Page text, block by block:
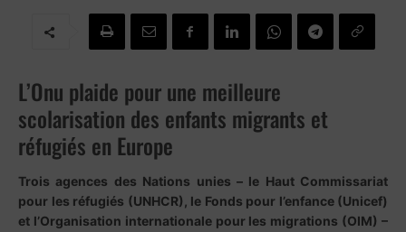
L’Onu plaide pour une meilleure
scolarisation des enfants migrants et
réfugiés en Europe
Trois agences des Nations unies – le Haut Commissariat
pour les réfugiés (UNHCR), le Fonds pour l’enfance (Unicef)
et l’Organisation internationale pour les migrations (OIM) –